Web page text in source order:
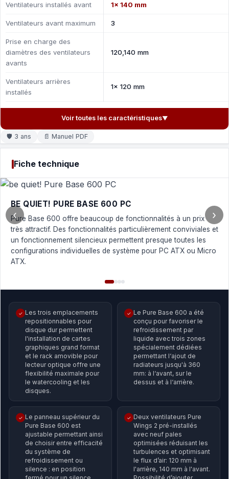
Ventilateurs installés avant 1x 140 mm
Ventilateurs avant maximum 3
Prise en charge des
diamètres des ventilateurs
avants
120,140 mm
Ventilateurs arrières
installés
1x 120 mm
Voir toutes les caractéristiques▼
🛡 3 ans 📄 Manuel PDF
Fiche technique
BE QUIET! PURE BASE 600 PC
Pure Base 600 offre beaucoup de fonctionnalités à un prix
très attractif. Des fonctionnalités particulièrement conviviales et
un fonctionnement silencieux permettent presque toutes les
configurations individuelles de système pour PC ATX ou Micro
ATX.
‹ ›
✓ Les trois emplacements
repositionnables pour
disque dur permettent
l'installation de cartes
graphiques grand format
et le rack amovible pour
lecteur optique offre une
flexibilité maximale pour
le watercooling et les
disques.
✓ Le Pure Base 600 a été
conçu pour favoriser le
refroidissement par
liquide avec trois zones
spécialement dédiées
permettant l‘ajout de
radiateurs jusqu'à 360
mm: à l‘avant, sur le
dessus et à l‘arrière.
✓ Le panneau supérieur du
Pure Base 600 est
ajustable permettant ainsi
de choisir entre efficacité
du système de
refroidissement ou
silence : en position
✓ Deux ventilateurs Pure
Wings 2 pré-installés
avec neuf pales
optimisées réduisant les
turbulences et optimisant
le flux d’air: 120 mm à
l'arrière, 140 mm à l'avant.